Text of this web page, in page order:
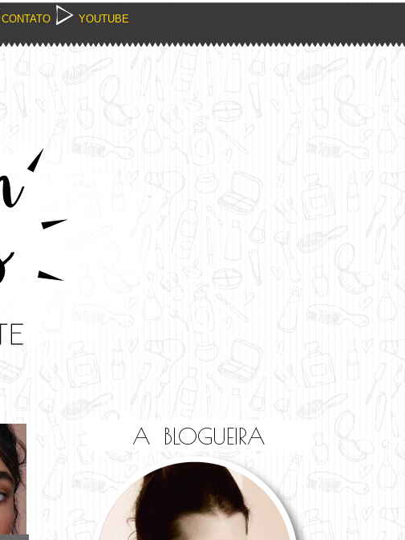
CONTATO YOUTUBE
A BLOGUEIRA